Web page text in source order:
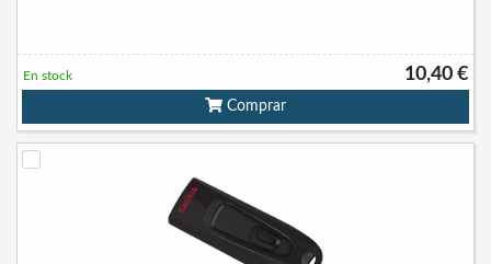
10,40 €
En stock
Comprar